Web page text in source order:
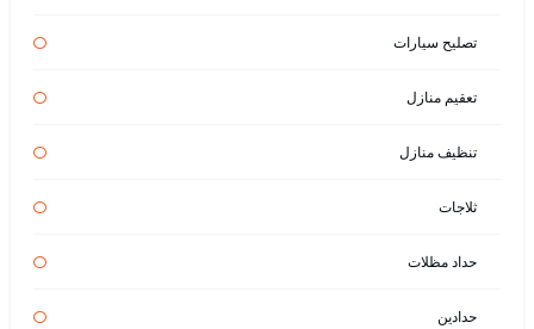
تصليح سيارات
تعقيم منازل
تنظيف منازل
ثلاجات
حداد مظلات
حدادين